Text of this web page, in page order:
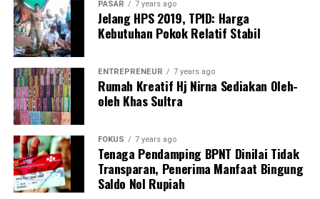
industri kreatif, serta keberlanjutan infrastruktur.
“Parade fesyen IN2MOTIONFEST adalah bukti nyata
kolaborasi antara Kementerian UMKM, Bank Indonesia,
para desainer, dan UMKM. Melalui karya kreatif ini,
Indonesia membuktikan kemampuannya menembus
pasar global,” ungkapnya.
Menurut Arif, komitmen Indonesia untuk menjadi pusat
modest fashion dunia semakin diakui secara
internasional. Sejumlah merek fesyen Tanah Air telah
PASAR 7 years ago
Jelang HPS 2019, TPID: Harga
Kebutuhan Pokok Relatif Stabil
ENTREPRENEUR 7 years ago
Rumah Kreatif Hj Nirna Sediakan Oleh-
oleh Khas Sultra
FOKUS 7 years ago
Tenaga Pendamping BPNT Dinilai Tidak
Transparan, Penerima Manfaat Bingung
Saldo Nol Rupiah